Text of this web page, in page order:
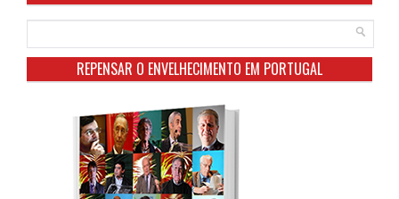
REPENSAR O ENVELHECIMENTO EM PORTUGAL